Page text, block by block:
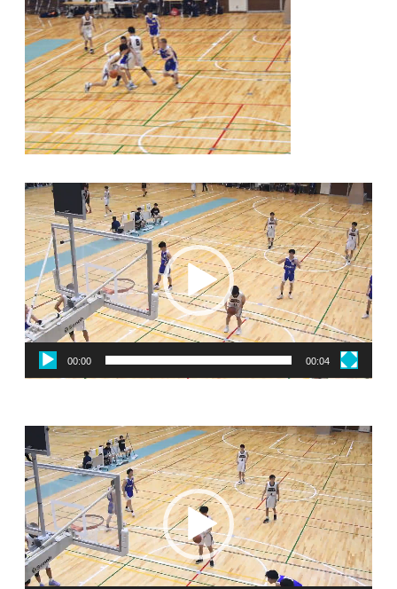
動
画
プ
レ
ー
ヤ
ー
00:00 00:04
画
プ
レ
ー
ヤ
ー